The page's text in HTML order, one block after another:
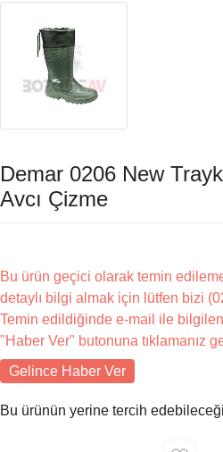
Demar 0206 New
Avcı Çizme
Bu ürün geçici olarak temin
detaylı bilgi almak için lütfen bizi
Temin edildiğinde e-mail ile
"Haber Ver" butonuna tıklamanız
Gelince Haber Ver
Bu ürünün yerine tercih